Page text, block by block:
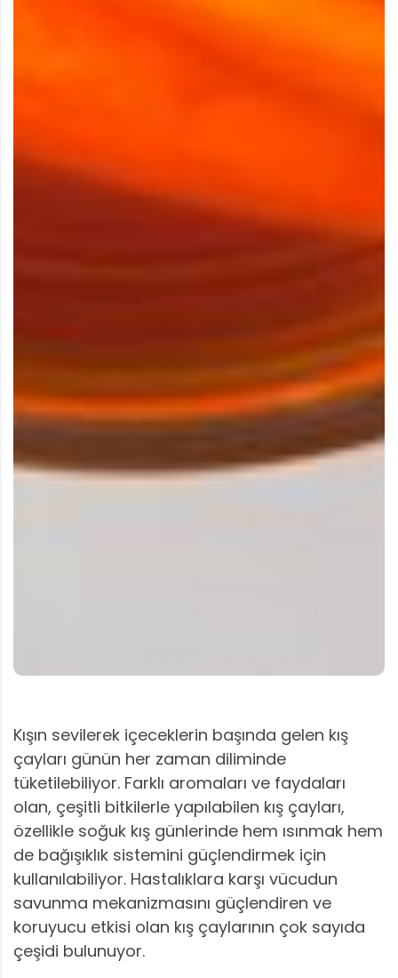
Kışın sevilerek içeceklerin başında gelen kış
çayları günün her zaman diliminde
tüketilebiliyor. Farklı aromaları ve faydaları
olan, çeşitli bitkilerle yapılabilen kış çayları,
özellikle soğuk kış günlerinde hem ısınmak hem
de bağışıklık sistemini güçlendirmek için
kullanılabiliyor. Hastalıklara karşı vücudun
savunma mekanizmasını güçlendiren ve
koruyucu etkisi olan kış çaylarının çok sayıda
çeşidi bulunuyor.